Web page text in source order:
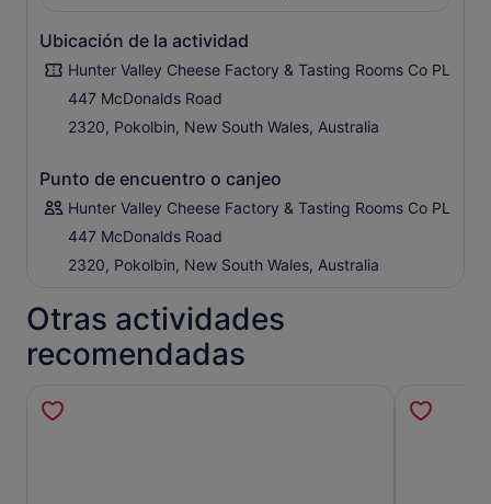
Ubicación de la actividad
Hunter Valley Cheese Factory & Tasting Rooms Co PL
447 McDonalds Road
2320, Pokolbin, New South Wales, Australia
Punto de encuentro o canjeo
Hunter Valley Cheese Factory & Tasting Rooms Co PL
447 McDonalds Road
2320, Pokolbin, New South Wales, Australia
Otras actividades
recomendadas